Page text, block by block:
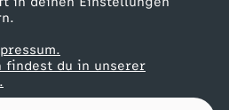
findest du in unserer